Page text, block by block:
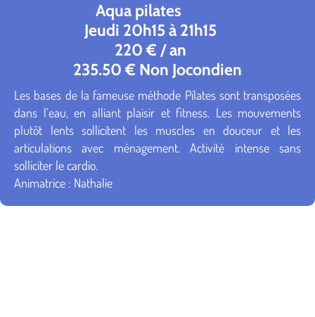
Aqua pilates
Jeudi 20h15 à 21h15
220 € / an
235.50 € Non Jocondien
Les bases de la fameuse méthode Pilates sont transposées
dans l’eau, en alliant plaisir et fitness. Les mouvements
plutôt lents sollicitent les muscles en douceur et les
articulations avec ménagement. Activité intense sans
solliciter le cardio.
Animatrice : Nathalie